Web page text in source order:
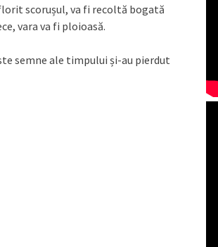
scorușul, va fi recoltă bogată
vara va fi ploioasă.
semne ale timpului și-au pierdut